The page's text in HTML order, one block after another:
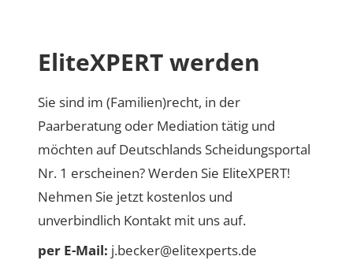
EliteXPERT werden
Sie sind im (Familien)recht, in der
Paarberatung oder Mediation tätig und
möchten auf Deutschlands Scheidungsportal
Nr. 1 erscheinen? Werden Sie EliteXPERT!
Nehmen Sie jetzt kostenlos und
unverbindlich Kontakt mit uns auf.
per E-Mail: j.becker@elitexperts.de